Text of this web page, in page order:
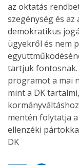
az oktatás
szegénység és
demokratikus
ügyekről és nem
tartjuk fontosnak.
programot a mai
mint a DK
mentén folytatja
ellenzéki
DK